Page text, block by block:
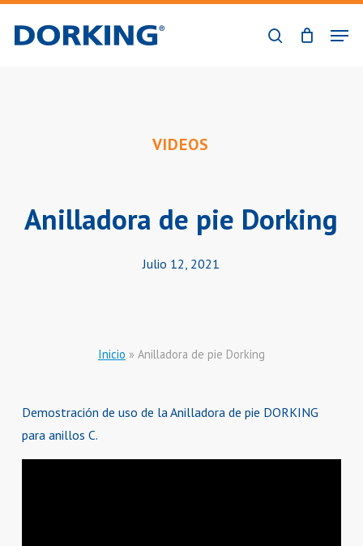
buscar
Menu
VIDEOS
Anilladora de pie Dorking
Julio 12, 2021
Inicio » Anilladora de pie Dorking
Demostración de uso de la Anilladora de pie DORKING
para anillos C.